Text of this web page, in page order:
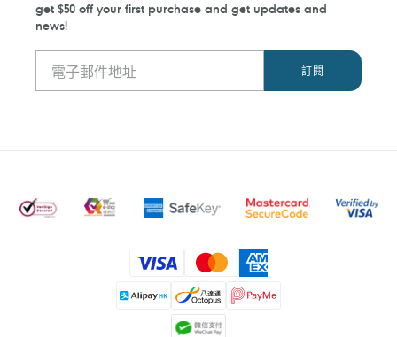
get $50 off your first purchase and get updates and
news!
付
款
方
式